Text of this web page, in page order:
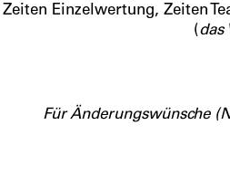
Zeiten Einzelwertung, Zeiten
(das
Für Änderungswünsche